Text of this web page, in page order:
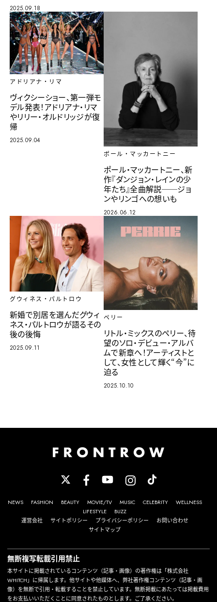
2025.09.18
アドリアナ・リマ
ヴィクシーショー、第一弾モ
デル発表！アドリアナ・リマ
やリリー・オルドリッジが復
帰
2025.09.04
ポール・マッカートニー
ポール・マッカートニー、新
作『ダンジョン・レインの少
年たち』全曲解説──ジョ
ンやリンゴへの想いも
2026.06.12
グウィネス・パルトロウ
新婚で別居を選んだグウィ
ネス・パルトロウが語るその
後の後悔
2025.09.11
ペリー
リトル・ミックスのペリー、待
望のソロ・デビュー・アルバ
ムで新章へ！アーティストと
して、女性として輝く“今”に
迫る
2025.10.10
NEWS FASHION BEAUTY MOVIE/TV MUSIC CELEBRITY
WELLNESS
LIFESTYLE
BUZZ
運営会社
サイトポリシー プライバシーポリシー
お問い合わせ
サイトマップ
無断複写転載引用禁止
本サイトに掲載されているコンテンツ（記事・画像）の著作権は「株式会社
WHITCH」に帰属します。他サイトや他媒体へ、弊社著作権コンテンツ（記事・画
像）を無断で引用・転載することを禁止しています。無断掲載にあたっては掲載費用
をお支払いいただくことに同意されたものとします。ご了承ください。